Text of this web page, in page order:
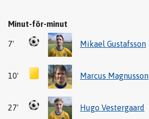
Minut-för-minut
7' Mikael Gustafsson
10' Marcus Magnusson
27' Hugo Vestergaard